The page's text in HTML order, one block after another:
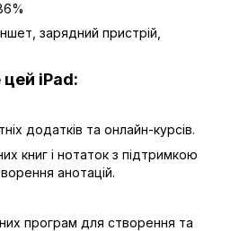
зарядний пристрій,
цей iPad:
додатків та онлайн-курсів.
книг і нотаток з підтримкою
анотацій.
програм для створення та